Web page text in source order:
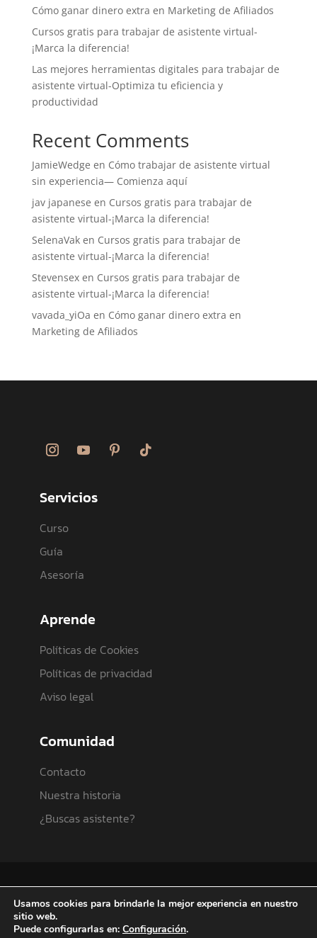
Cómo ganar dinero extra en Marketing de Afiliados
Cursos gratis para trabajar de asistente virtual-
¡Marca la diferencia!
Las mejores herramientas digitales para trabajar de
asistente virtual-Optimiza tu eficiencia y
productividad
Recent Comments
JamieWedge en Cómo trabajar de asistente virtual
sin experiencia— Comienza aquí
jav japanese en Cursos gratis para trabajar de
asistente virtual-¡Marca la diferencia!
SelenaVaken Cursos gratis para trabajar de
asistente virtual-¡Marca la diferencia!
Stevensexen Cursos gratis para trabajar de
asistente virtual-¡Marca la diferencia!
vavada_yiOa en Cómo ganar dinero extra en
Marketing de Afiliados
Servicios
Curso
Guía
Asesoría
Aprende
Políticas de Cookies
Políticas de privacidad
Aviso legal
Comunidad
Contacto
Nuestra historia
¿Buscas asistente?
© 2023 Nuevas Oportunidades Online. Todos
Usamos cookies para brindarle la mejor experiencia en nuestro
sitio web.
Puede configurarlas en: Configuración.